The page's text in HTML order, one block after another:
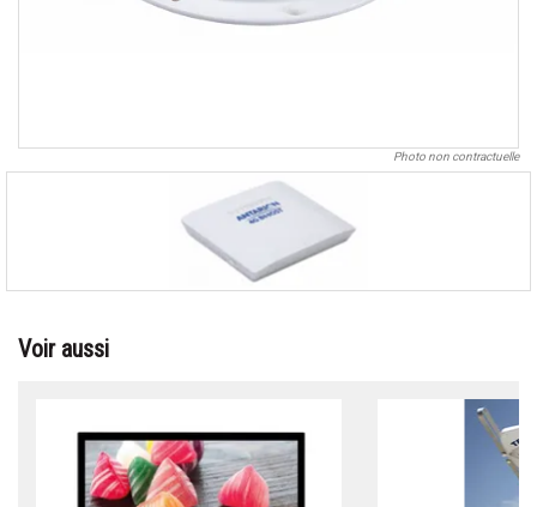
Photo non contractuelle
Voir aussi